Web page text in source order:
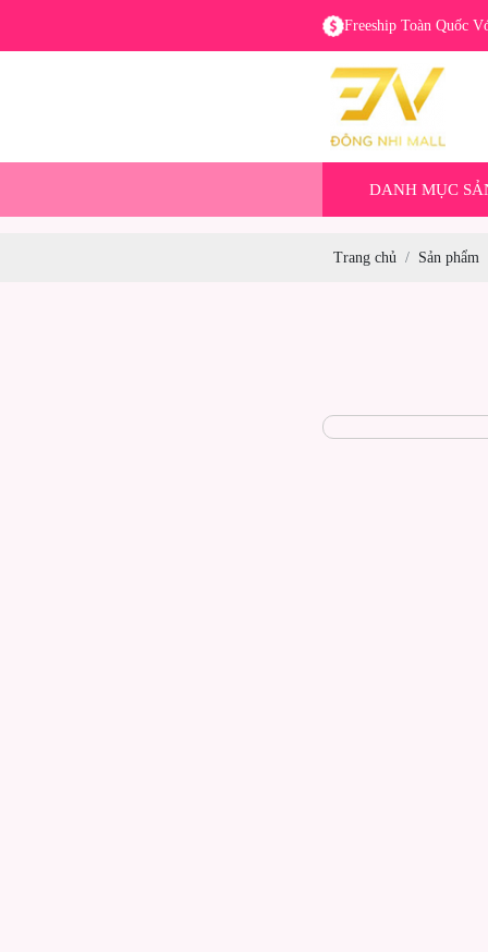
Freeship Toàn Quốc
DANH MỤC
Trang chủ Sản phẩm